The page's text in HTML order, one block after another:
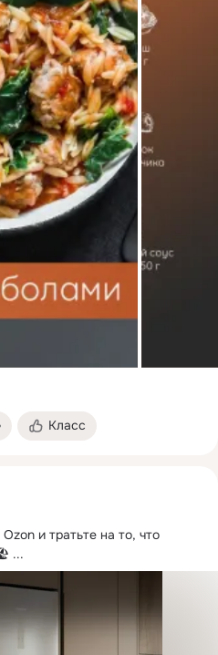
Класс
и тратьте на то, что
...